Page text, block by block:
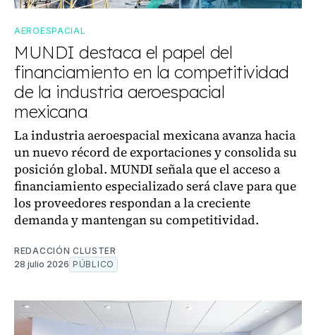
AEROESPACIAL
MUNDI destaca el papel del
financiamiento en la competitividad
de la industria aeroespacial
mexicana
La industria aeroespacial mexicana avanza hacia
un nuevo récord de exportaciones y consolida su
posición global. MUNDI señala que el acceso a
financiamiento especializado será clave para que
los proveedores respondan a la creciente
demanda y mantengan su competitividad.
REDACCIÓN CLUSTER
28 julio 2026 PÚBLICO